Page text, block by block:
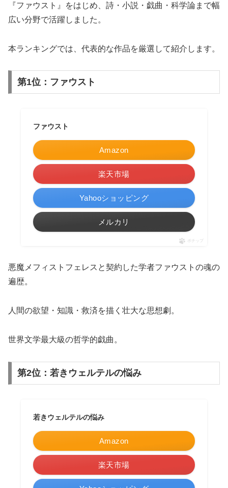
『ファウスト』をはじめ、詩・小説・戯曲・科学論まで幅
広い分野で活躍しました。
本ランキングでは、代表的な作品を厳選して紹介します。
第1位：ファウスト
ファウスト
Amazon
楽天市場
Yahooショッピング
メルカリ
ポチップ
悪魔メフィストフェレスと契約した学者ファウストの魂の
遍歴。
人間の欲望・知識・救済を描く壮大な思想劇。
世界文学最大級の哲学的戯曲。
第2位：若きウェルテルの悩み
若きウェルテルの悩み
Amazon
楽天市場